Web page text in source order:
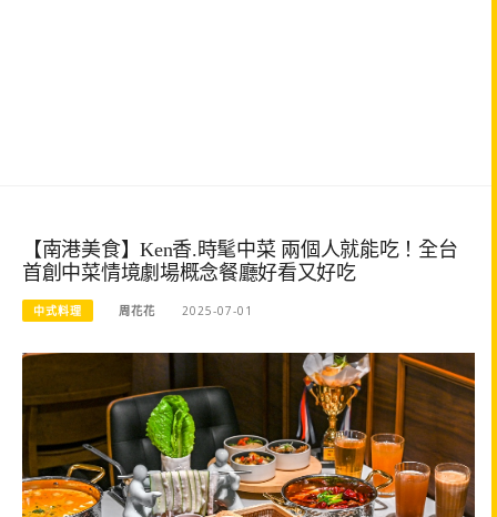
【南港美食】Ken香.時髦中菜 兩個人就能吃！全台
首創中菜情境劇場概念餐廳好看又好吃
中式料理 周花花 2025-07-01